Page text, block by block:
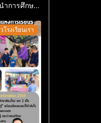
ำการศึกษา
โรงเรียนเรา